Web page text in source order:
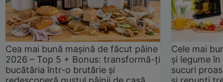
Cea mai bună mașină de făcut pâine
2026 – Top 5 + Bonus: transformă-ți
bucătăria într-o brutărie și
Cele mai
și legume
sucuri